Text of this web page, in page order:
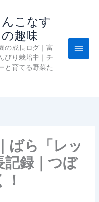
こなす
趣味
の成長ログ｜富
びり栽培中｜チ
と育てる野菜た
ばら「レッ
記録｜つぼ